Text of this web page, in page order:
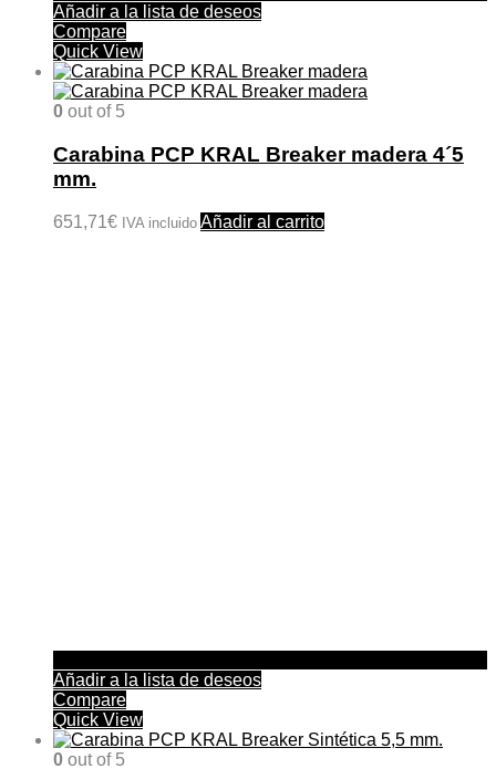
Añadir a la lista de deseos
Compare
Quick View
0 out of 5
Carabina PCP KRAL Breaker madera 4´5
mm.
651,71€ IVA incluido Añadir al carrito
Añadir a la lista de deseos
Compare
Quick View
0 out of 5